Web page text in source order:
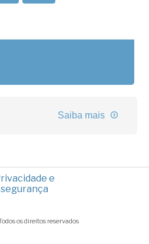
Saiba mais
e
segurança
os direitos reservados